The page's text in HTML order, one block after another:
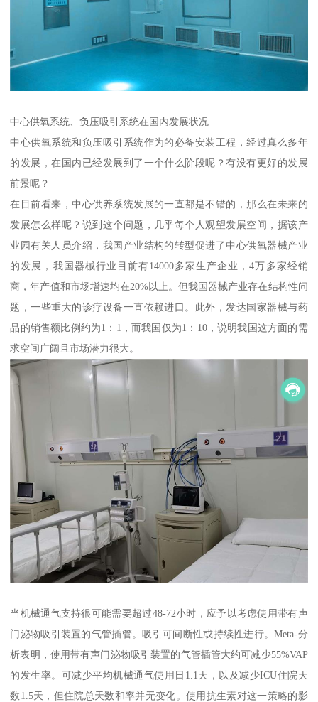
中心供氧系统、负压吸引系统在国内发展状况
中心供氧系统和负压吸引系统作为的必备安装工程，经过真么多年
的发展，在国内已经发展到了一个什么阶段呢？有没有更好的发展
前景呢？
在目前看来，中心供养系统发展的一直都是不错的，那么在未来的
发展怎么样呢？说到这个问题，几乎每个人观望发展空间，据该产
业园有关人员介绍，我国产业结构的转型促进了中心供氧器械产业
的发展，我国器械行业目前有14000多家生产企业，4万多家经销
商，年产值和市场增速均在20%以上。但我国器械产业存在结构性问
题，一些重大的诊疗设备一直依赖进口。此外，发达国家器械与药
品的销售额比例约为1：1，而我国仅为1：10，说明我国这方面的需
求空间广阔且市场潜力很大。
当机械通气支持很可能需要超过48-72小时，应予以考虑使用带有声
门泌物吸引装置的气管插管。吸引可间断性或持续性进行。Meta-分
析表明，使用带有声门泌物吸引装置的气管插管大约可减少55%VAP
的发生率。可减少平均机械通气使用日1.1天，以及减少ICU住院天
数1.5天，但住院总天数和率并无变化。使用抗生素对这一策略的影